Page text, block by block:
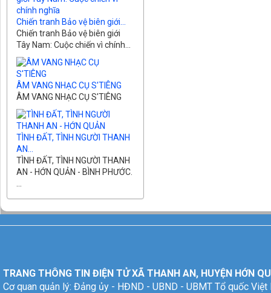
Chiến tranh Bảo vệ biên giới...
Chiến tranh Bảo vệ biên giới
Tây Nam: Cuộc chiến vì chính...
ÂM VANG NHẠC CỤ S'TIÊNG
ÂM VANG NHẠC CỤ S'TIÊNG
TÌNH ĐẤT, TÌNH NGƯỜI THANH
AN...
TÌNH ĐẤT, TÌNH NGƯỜI THANH
AN - HỚN QUẢN - BÌNH PHƯỚC.
TRANG THÔNG TIN ĐIỆN TỬ XÃ THANH AN, HUYỆN HỚN
Cơ quan quản lý: Đảng ủy - HĐND - UBND - UBMT Tổ quốc Việt